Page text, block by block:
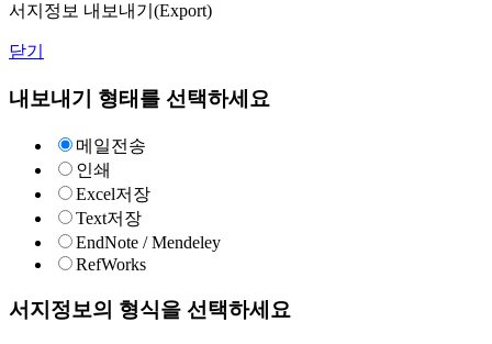
서지정보 내보내기(Export)
닫기
내보내기 형태를 선택하세요
메일전송
인쇄
Excel저장
Text저장
EndNote / Mendeley
RefWorks
서지정보의 형식을 선택하세요